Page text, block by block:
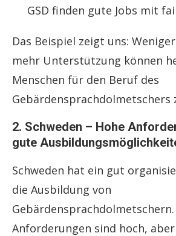
GSD finden gute Jobs mit
Das Beispiel zeigt uns:
mehr Unterstützung können
Menschen für den Beruf des
Gebärdensprachdolmetschers
2. Schweden – Hohe
gute
Schweden hat ein gut
die Ausbildung von
Gebärdensprachdolmetschern.
Anforderungen sind hoch,